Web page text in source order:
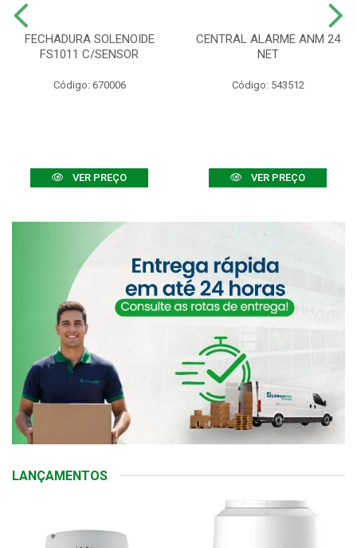
FECHADURA SOLENOIDE
FS1011 C/SENSOR
Código: 670006
VER PREÇO
CENTRAL ALARME ANM 24
NET
Código: 543512
VER PREÇO
LANÇAMENTOS